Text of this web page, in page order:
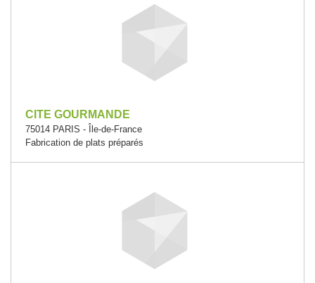
CITE GOURMANDE
75014 PARIS - Île-de-France
Fabrication de plats préparés